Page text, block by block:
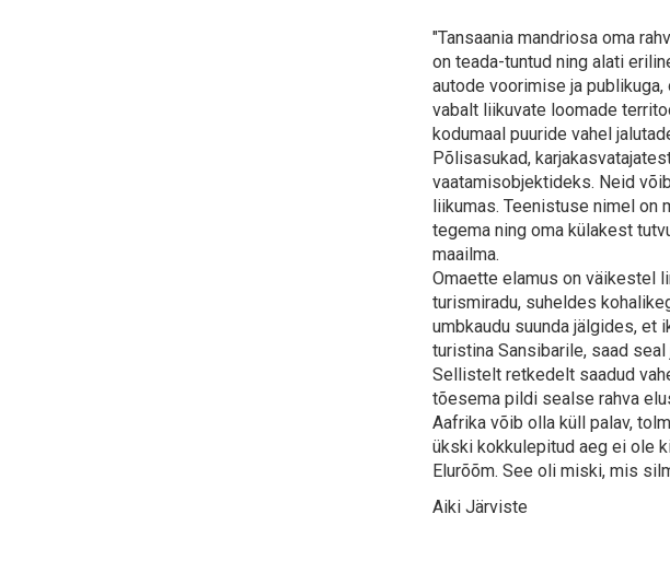
"Tansaania mandriosa oma
on teada-tuntud ning alati
autode voorimise ja publikuga,
vabalt liikuvate loomade
kodumaal puuride vahel
Põlisasukad,
vaatamisobjektideks. Neid
liikumas. Teenistuse nimel on
tegema ning oma külakest
maailma.
Omaette elamus on väikestel
turismiradu, suheldes
umbkaudu suunda jälgides, et
turistina Sansibarile, saad
Sellistelt retkedelt saadud
tõesema pildi sealse rahva
Aafrika võib olla küll palav,
ükski kokkulepitud aeg ei ole
Elurõõm. See oli miski, mis
Aiki Järviste